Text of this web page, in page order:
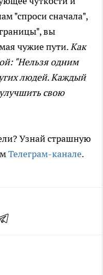
"спроси сначала",
вы
чужие пути.Как
"Нельзя одним
людей. Каждый
свою
Узнай страшную
Телеграм-канале.